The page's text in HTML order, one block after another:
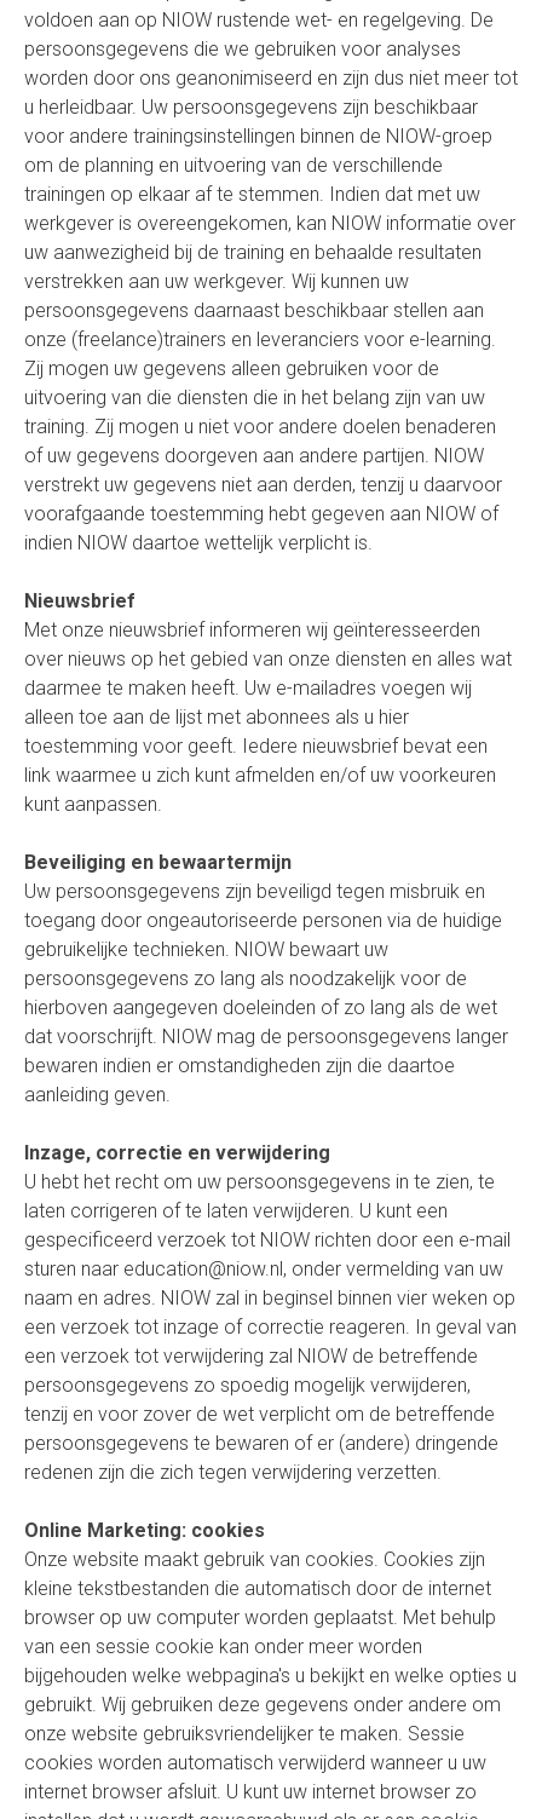
voldoen aan op NIOW rustende wet- en regelgeving. De
persoonsgegevens die we gebruiken voor analyses
worden door ons geanonimiseerd en zijn dus niet meer tot
u herleidbaar. Uw persoonsgegevens zijn beschikbaar
voor andere trainingsinstellingen binnen de NIOW-groep
om de planning en uitvoering van de verschillende
trainingen op elkaar af te stemmen. Indien dat met uw
werkgever is overeengekomen, kan NIOW informatie over
uw aanwezigheid bij de training en behaalde resultaten
verstrekken aan uw werkgever. Wij kunnen uw
persoonsgegevens daarnaast beschikbaar stellen aan
onze (freelance)trainers en leveranciers voor e-learning.
Zij mogen uw gegevens alleen gebruiken voor de
uitvoering van die diensten die in het belang zijn van uw
training. Zij mogen u niet voor andere doelen benaderen
of uw gegevens doorgeven aan andere partijen. NIOW
verstrekt uw gegevens niet aan derden, tenzij u daarvoor
voorafgaande toestemming hebt gegeven aan NIOW of
indien NIOW daartoe wettelijk verplicht is.
Nieuwsbrief
Met onze nieuwsbrief informeren wij geïnteresseerden
over nieuws op het gebied van onze diensten en alles wat
daarmee te maken heeft. Uw e-mailadres voegen wij
alleen toe aan de lijst met abonnees als u hier
toestemming voor geeft. Iedere nieuwsbrief bevat een
link waarmee u zich kunt afmelden en/of uw voorkeuren
kunt aanpassen.
Beveiliging en bewaartermijn
Uw persoonsgegevens zijn beveiligd tegen misbruik en
toegang door ongeautoriseerde personen via de huidige
gebruikelijke technieken. NIOW bewaart uw
persoonsgegevens zo lang als noodzakelijk voor de
hierboven aangegeven doeleinden of zo lang als de wet
dat voorschrijft. NIOW mag de persoonsgegevens langer
bewaren indien er omstandigheden zijn die daartoe
aanleiding geven.
Inzage, correctie en verwijdering
U hebt het recht om uw persoonsgegevens in te zien, te
laten corrigeren of te laten verwijderen. U kunt een
gespecificeerd verzoek tot NIOW richten door een e-mail
sturen naar education@niow.nl, onder vermelding van uw
naam en adres. NIOW zal in beginsel binnen vier weken op
een verzoek tot inzage of correctie reageren. In geval van
een verzoek tot verwijdering zal NIOW de betreffende
persoonsgegevens zo spoedig mogelijk verwijderen,
tenzij en voor zover de wet verplicht om de betreffende
persoonsgegevens te bewaren of er (andere) dringende
redenen zijn die zich tegen verwijdering verzetten.
Online Marketing: cookies
Onze website maakt gebruik van cookies. Cookies zijn
kleine tekstbestanden die automatisch door de internet
browser op uw computer worden geplaatst. Met behulp
van een sessie cookie kan onder meer worden
bijgehouden welke webpagina's u bekijkt en welke opties u
gebruikt. Wij gebruiken deze gegevens onder andere om
onze website gebruiksvriendelijker te maken. Sessie
cookies worden automatisch verwijderd wanneer u uw
internet browser afsluit. U kunt uw internet browser zo